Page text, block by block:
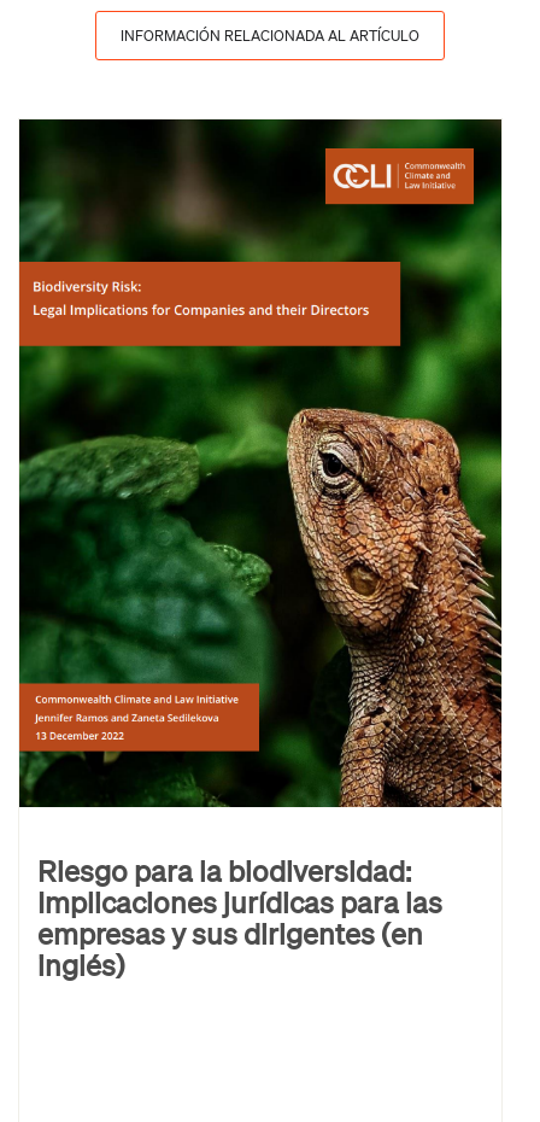
INFORMACIÓN RELACIONADA AL ARTÍCULO
Riesgo para la biodiversidad:
Implicaciones jurídicas para las
empresas y sus dirigentes (en
inglés)